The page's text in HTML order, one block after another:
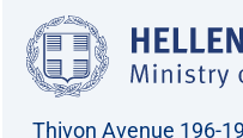
Thivon Avenue 196-